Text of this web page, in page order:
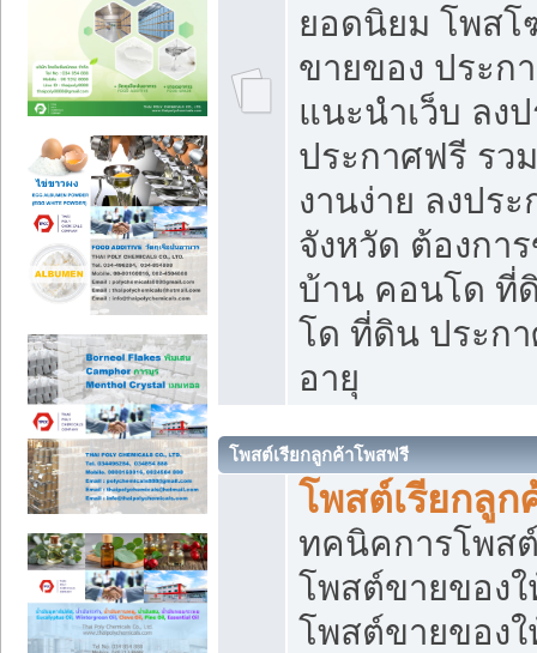
ยอดนิยม โพส
ขายของ ประก
แนะนำเว็บ ลง
ประกาศฟรี รว
งานง่าย ลงปร
จังหวัด ต้องกา
บ้าน คอนโด ที่
โด ที่ดิน ประก
อายุ
โพสต์เรียกลูกค้าโพสฟรี
โพสต์เรียกลูก
ทคนิคการโพส
โพสต์ขายของ
โพสต์ขายของ